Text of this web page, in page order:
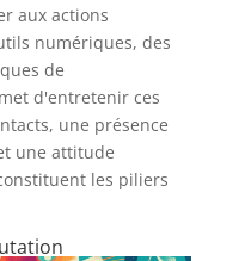
aux actions
numériques, des
de
d'entretenir ces
une présence
une attitude
les piliers